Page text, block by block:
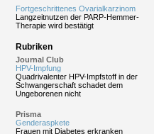
Fortgeschrittenes Ovarialkarzinom
Langzeitnutzen der PARP-Hemmer-
Therapie wird bestätigt
Rubriken
Journal Club
HPV-Impfung
Quadrivalenter HPV-Impfstoff in der
Schwangerschaft schadet dem
Ungeborenen nicht
Prisma
Genderaspkete
Frauen mit Diabetes erkranken